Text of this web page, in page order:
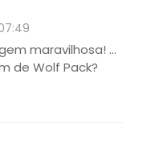
maravilhosa! …
de Wolf Pack?